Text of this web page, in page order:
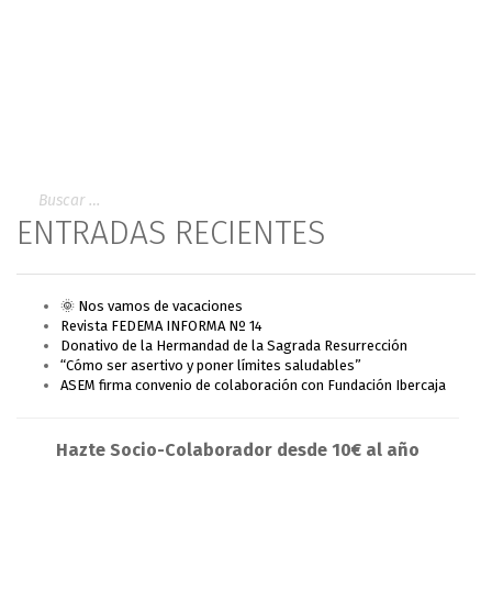
ENTRADAS RECIENTES
🌞 Nos vamos de vacaciones
Revista FEDEMA INFORMA Nº 14
Donativo de la Hermandad de la Sagrada Resurrección
“Cómo ser asertivo y poner límites saludables”
ASEM firma convenio de colaboración con Fundación Ibercaja
Hazte Socio-Colaborador desde 10€ al año